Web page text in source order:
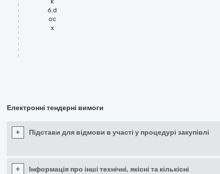
6.d
oc
x
Електронні тендерні вимоги
+ Підстави для відмови в участі у процедурі закупівлі
+
Інформація про інші технічні, якісні та кількісні